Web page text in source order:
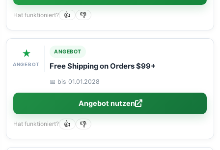
Hat funktioniert? 👍 👎
★
ANGEBOT
ANGEBOT
Free Shipping on Orders $99+
📅 bis 01.01.2028
Angebot nutzen
Hat funktioniert? 👍 👎